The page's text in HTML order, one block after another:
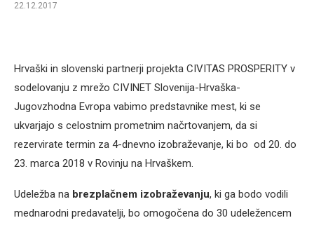
22.12.2017
Hrvaški in slovenski partnerji projekta CIVITAS PROSPERITY v
sodelovanju z mrežo CIVINET Slovenija-Hrvaška-
Jugovzhodna Evropa vabimo predstavnike mest, ki se
ukvarjajo s celostnim prometnim načrtovanjem, da si
rezervirate termin za 4-dnevno izobraževanje, ki bo od 20. do
23. marca 2018 v Rovinju na Hrvaškem.
Udeležba na brezplačnem izobraževanju, ki ga bodo vodili
mednarodni predavatelji, bo omogočena do 30 udeležencem